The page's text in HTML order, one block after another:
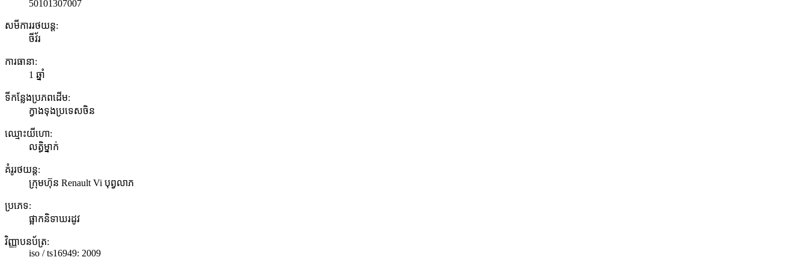
50101307007
សមីការរថយន្ត:
ចីវ័រ
ការធានា:
1 ឆ្នាំ
ទីកន្លែងប្រភពដើម:
ក្វាងទុងប្រទេសចិន
ឈ្មោះយីហោ:
លត្ធិម្នាក់
គំរូរថយន្ត:
ក្រុមហ៊ុន Renault Vi បុព្វលាភ
ប្រភេទ:
ផ្អាកនិទាឃរដូវ
វិញ្ញាបនប័ត្រ:
iso / ts16949: 2009